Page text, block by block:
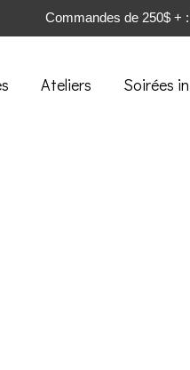
Commandes de 250$ +
Ateliers Soirées